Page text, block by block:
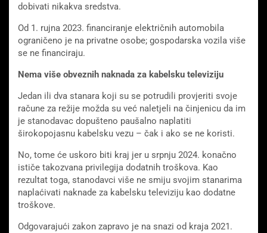
dobivati ​​nikakva sredstva.
Od 1. rujna 2023. financiranje električnih automobila
ograničeno je na privatne osobe; gospodarska vozila više
se ne financiraju.
Nema više obveznih naknada za kabelsku televiziju
Jedan ili dva stanara koji su se potrudili provjeriti svoje
račune za režije možda su već naletjeli na činjenicu da im
je stanodavac dopušteno paušalno naplatiti
širokopojasnu kabelsku vezu – čak i ako se ne koristi.
No, tome će uskoro biti kraj jer u srpnju 2024. konačno
ističe takozvana privilegija dodatnih troškova. Kao
rezultat toga, stanodavci više ne smiju svojim stanarima
naplaćivati ​​naknade za kabelsku televiziju kao dodatne
troškove.
Odgovarajući zakon zapravo je na snazi ​​od kraja 2021.